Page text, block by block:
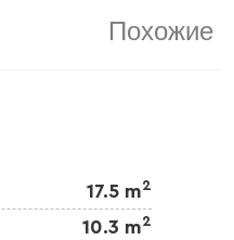
Похожие
17.5 m2
10.3 m2